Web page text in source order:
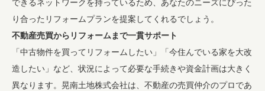
できるネットワークを持っているため、あなたのニーズにぴった
り合ったリフォームプランを提案してくれるでしょう。
不動産売買からリフォームまで一貫サポート
「中古物件を買ってリフォームしたい」「今住んでいる家を大改
造したい」など、状況によって必要な手続きや資金計画は大きく
異なります。晃南土地株式会社は、不動産の売買仲介のプロであ